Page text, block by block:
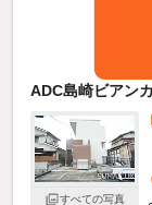
ADC島崎ビアン
すべての写真